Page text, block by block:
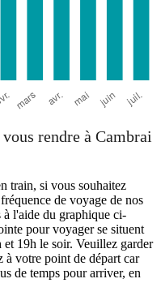
rendre à Cambrai
train, si vous souhaitez
de voyage de nos
à l'aide du graphique ci-
pour voyager se situent
19h le soir. Veuillez garder
à votre point de départ car
de temps pour arriver, en